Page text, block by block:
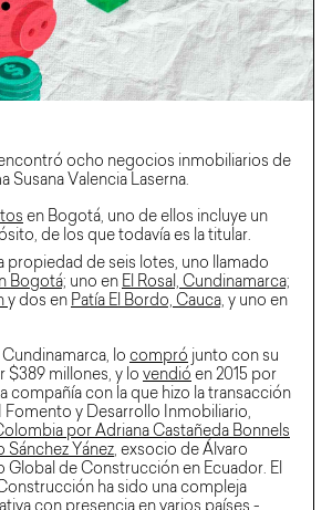
ocho negocios inmobiliarios de
Susana Valencia Laserna.
en Bogotá, uno de ellos incluye un
de los que todavía es la titular.
propiedad de seis lotes, uno llamado
Bogotá; uno en El Rosal, Cundinamarca;
y dos en Patía El Bordo, Cauca, y uno en
Cundinamarca, lo compró junto con su
$389 millones, y lo vendió en 2015 por
compañía con la que hizo la transacción
Fomento y Desarrollo Inmobiliario,
por Adriana Castañeda Bonnels
Sánchez Yánez, exsocio de Álvaro
Global de Construcción en Ecuador. El
ha sido una compleja